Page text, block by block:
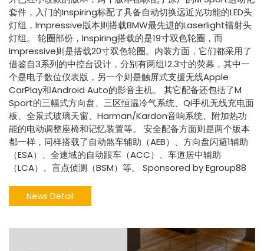
套件，入门的Inspiring标配了具备自动切换远近光功能的LED头
灯组，Impressive版本则搭载BMW最先进的Laserlight镭射头
灯组。 轮圈部份，Inspiring搭载的是19寸双色轮圈，而
Impressive则是搭载20寸双色轮圈。内装方面，它们都采用了
借鉴自3系列的中控台设计，分别有两组12.3寸的荧幕，其中一
个是电子数位仪表版，另一个则是触屏式支援无线Apple
CarPlay和Android Auto的影音主机。 其它配备还包括了M
Sport的三幅式方向盘、三区恒温冷气系统、Qi手机无线充电面
板、全景式玻璃天窗、Harman/Kardon音响系统、附加热功
能的电动调整座椅和记忆装置等。 安全配备方面则是两个版本
都一样，同样搭载了自动煞车辅助（AEB）、方向盘闪避1辅助
（ESA）、全速域的自动跟车（ACC）、车道居中辅助
（LCA）、盲点侦测（BSM）等。 Sponsored by Egroup88
News Detail